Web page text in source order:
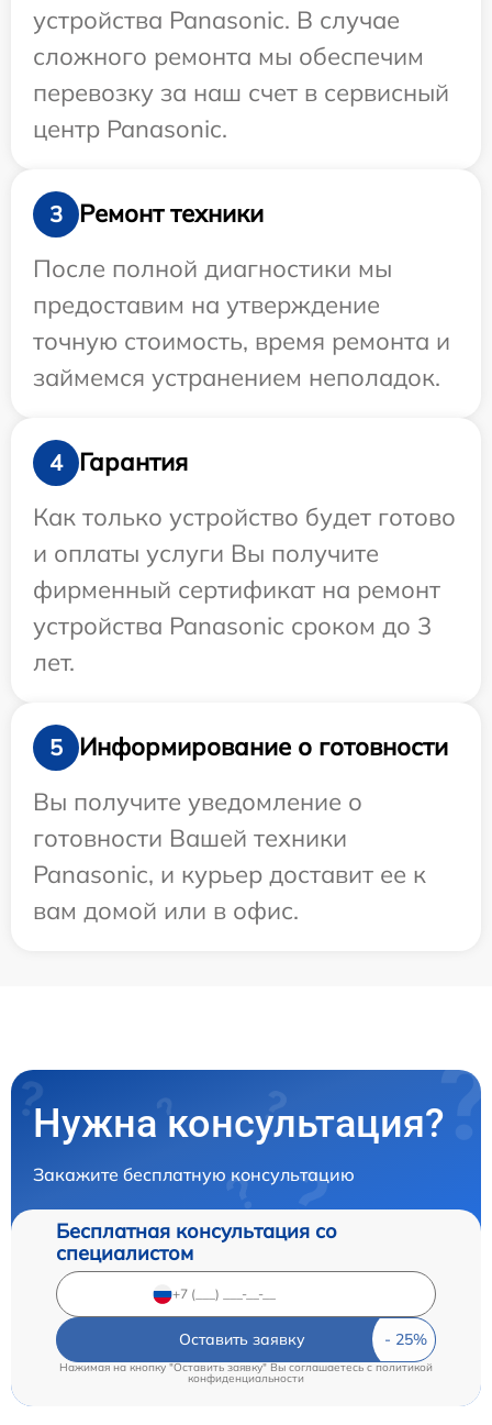
устройства Panasonic. В случае
сложного ремонта мы обеспечим
перевозку за наш счет в сервисный
центр Panasonic.
3
Ремонт техники
После полной диагностики мы
предоставим на утверждение
точную стоимость, время ремонта и
займемся устранением неполадок.
4
Гарантия
Как только устройство будет готово
и оплаты услуги Вы получите
фирменный сертификат на ремонт
устройства Panasonic сроком до 3
лет.
5
Информирование о готовности
Вы получите уведомление о
готовности Вашей техники
Panasonic, и курьер доставит ее к
вам домой или в офис.
Нужна консультация?
Закажите бесплатную консультацию
Бесплатная консультация со
специалистом
Оставить заявку
Нажимая на кнопку "Оставить заявку" Вы соглашаетесь cполитикой
конфиденциальности